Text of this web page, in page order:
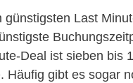
günstigsten Last
Deal ist sieben bis
Häufig gibt es sogar